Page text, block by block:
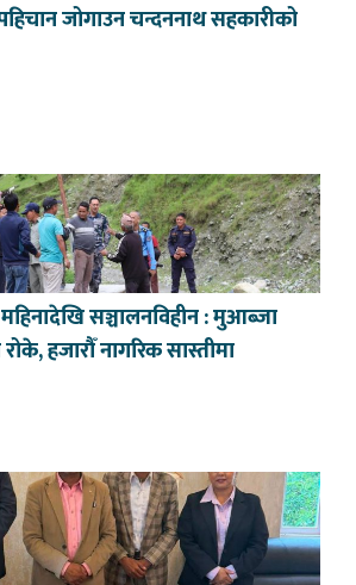
जोगाउन चन्दननाथ सहकारीको
सञ्चालनविहीन : मुआब्जा
हजारौँ नागरिक सास्तीमा